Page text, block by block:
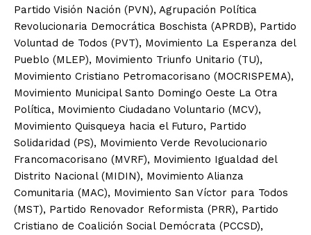
Partido Visión Nación (PVN), Agrupación Política
Revolucionaria Democrática Boschista (APRDB), Partido
Voluntad de Todos (PVT), Movimiento La Esperanza del
Pueblo (MLEP), Movimiento Triunfo Unitario (TU),
Movimiento Cristiano Petromacorisano (MOCRISPEMA),
Movimiento Municipal Santo Domingo Oeste La Otra
Política, Movimiento Ciudadano Voluntario (MCV),
Movimiento Quisqueya hacia el Futuro, Partido
Solidaridad (PS), Movimiento Verde Revolucionario
Francomacorisano (MVRF), Movimiento Igualdad del
Distrito Nacional (MIDIN), Movimiento Alianza
Comunitaria (MAC), Movimiento San Víctor para Todos
(MST), Partido Renovador Reformista (PRR), Partido
Cristiano de Coalición Social Demócrata (PCCSD),